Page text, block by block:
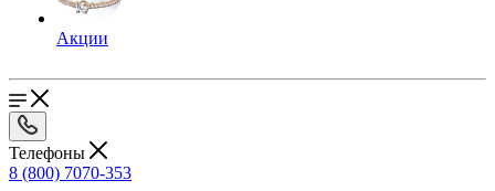
Акции
Телефоны
8 (800) 7070-353